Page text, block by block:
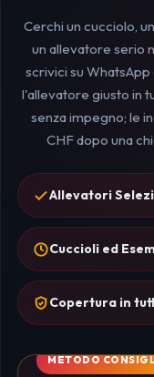
Cerchi un cucciolo,
un allevatore serio
scrivici su
l'allevatore giusto in
senza impegno; le
CHF dopo una
Allevatori
Cuccioli ed
Copertura in